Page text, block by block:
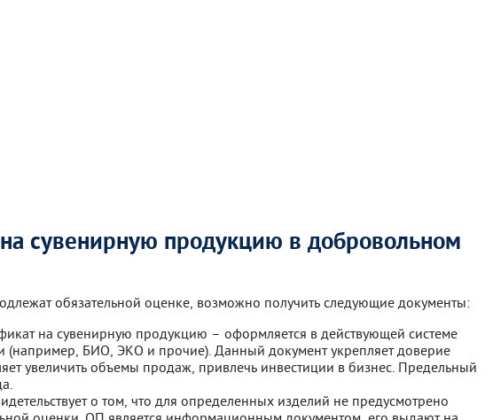
сувенирную продукцию в добровольном
обязательной оценке, возможно получить следующие документы:
на сувенирную продукцию – оформляется в действующей системе
(например, БИО, ЭКО и прочие). Данный документ укрепляет доверие
увеличить объемы продаж, привлечь инвестиции в бизнес. Предельный
о том, что для определенных изделий не предусмотрено